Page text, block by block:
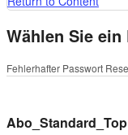
Wählen Sie ein
Fehlerhafter Passwort
Abo_Standard_Top